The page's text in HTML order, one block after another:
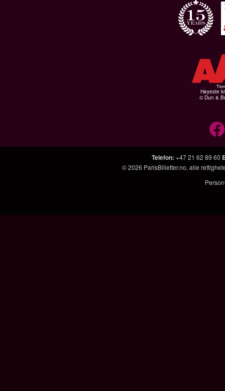
Høyeste
© Dun &
Telefon: +47 21 62 89 60
© 2026 ParisBilletter.no, alle